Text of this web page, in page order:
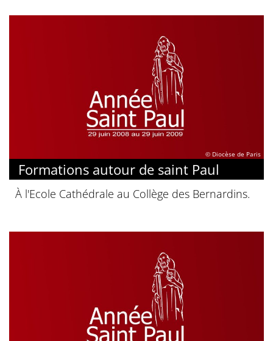
© Diocèse de Paris
Formations autour de saint Paul
À l'Ecole Cathédrale au Collège des Bernardins.